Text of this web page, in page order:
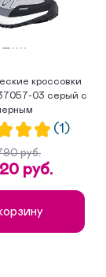
кроссовки
03 серый с
(1)
руб.
руб.